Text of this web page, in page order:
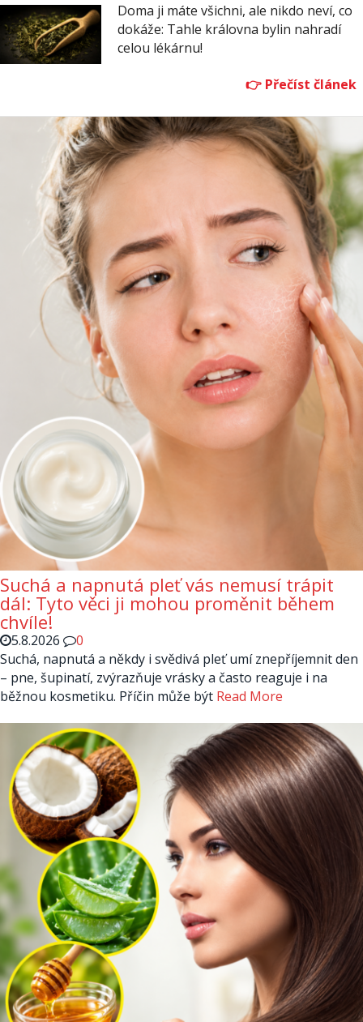
Doma ji máte všichni, ale nikdo neví, co
dokáže: Tahle královna bylin nahradí
celou lékárnu!
Suchá a napnutá pleť vás nemusí trápit
dál: Tyto věci ji mohou proměnit během
chvíle!
5.8.2026
0
Suchá, napnutá a někdy i svědivá pleť umí znepříjemnit den
– pne, šupinatí, zvýrazňuje vrásky a často reaguje i na
běžnou kosmetiku. Příčin může být Read More